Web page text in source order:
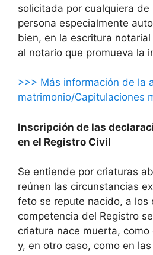
solicitada por cualquiera
persona especialmente
bien, en la escritura
al notario que promueva la
>>> Más información de la
matrimonio/Capitulaciones
Inscripción de las
en el Registro Civil
Se entiende por criaturas
reúnen las circunstancias
feto se repute nacido, a los
competencia del Registro
criatura nace muerta,
y, en otro caso, como en